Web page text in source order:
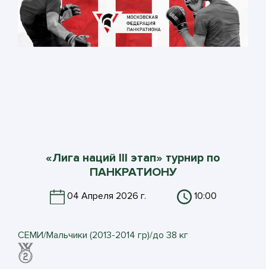
«Лига наций III этап» турнир по
ПАНКРАТИОНУ
04 Апреля 2026 г. 10:00
СЕМИ/Мальчики (2013-2014 гр)/до 38 кг